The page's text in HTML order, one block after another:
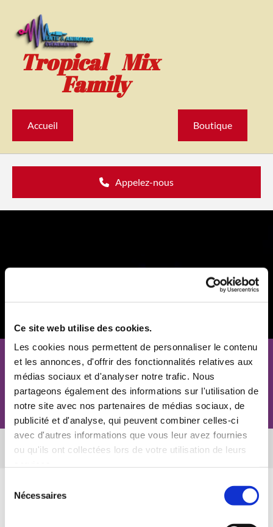
Ce site web utilise des cookies.
Les cookies nous permettent de personnaliser le contenu
et les annonces, d'offrir des fonctionnalités relatives aux
médias sociaux et d'analyser notre trafic. Nous
partageons également des informations sur l'utilisation de
notre site avec nos partenaires de médias sociaux, de
publicité et d'analyse, qui peuvent combiner celles-ci
avec d'autres informations que vous leur avez fournies
ou qu'ils ont collectées lors de votre utilisation de leurs
Nécessaires
Tropical Mix
Family
Accueil Boutique
Appelez-nous
Location Sono Bose ou BST
Contact
Cliquez sur l'image pour réserver.